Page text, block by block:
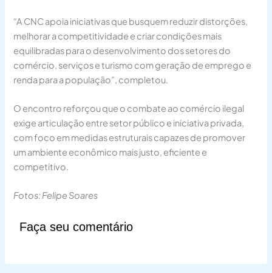
“A CNC apoia iniciativas que busquem reduzir distorções,
melhorar a competitividade e criar condições mais
equilibradas para o desenvolvimento dos setores do
comércio, serviços e turismo com geração de emprego e
renda para a população”, completou.
O encontro reforçou que o combate ao comércio ilegal
exige articulação entre setor público e iniciativa privada,
com foco em medidas estruturais capazes de promover
um ambiente econômico mais justo, eficiente e
competitivo.
Fotos: Felipe Soares
Faça seu comentário